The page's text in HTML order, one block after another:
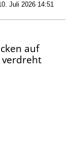
Juli 2026 14:51
auf
verdreht